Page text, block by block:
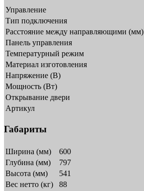
Управление
Тип подключения
Расстояние между направляющими (мм)
Панель управления
Температурный режим
Материал изготовления
Напряжение (В)
Мощность (Вт)
Открывание двери
Артикул
Габариты
Ширина (мм)
600
Глубина (мм)
797
Высота (мм)
541
Вес нетто (кг)
88